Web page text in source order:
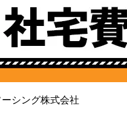
シング株式会社